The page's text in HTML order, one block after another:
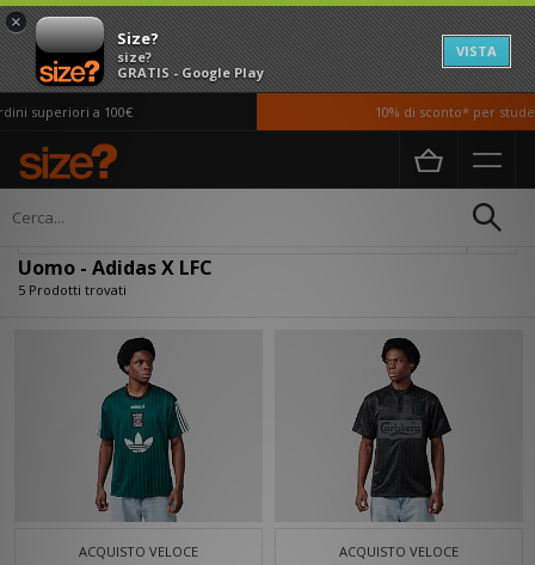
×
Size?
size?
GRATIS - Google Play
VISTA
superiori a 100€ 10% di sconto* per
Home Uomo
Uomo - Adidas X LFC
5 Prodotti trovati
ACQUISTO VELOCE ACQUISTO VELOCE